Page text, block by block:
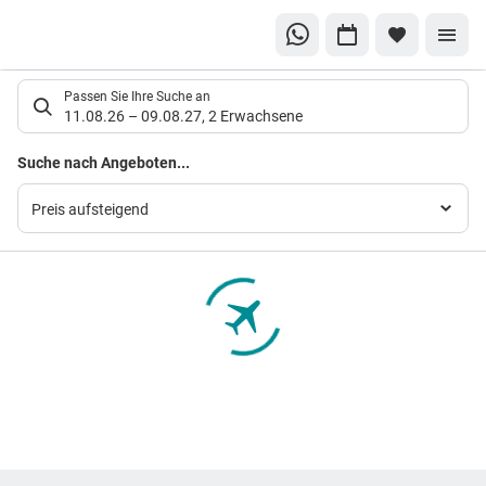
Suchlistenseite
Passen Sie Ihre Suche an
11.08.26 – 09.08.27, 2 Erwachsene
Suche nach Angeboten...
Preis aufsteigend